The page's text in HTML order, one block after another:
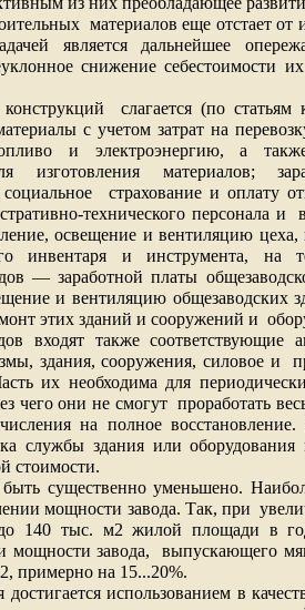
материалов еще отстает от
является дальнейшее
снижение себестоимости
слагается (по статьям
с учетом затрат на
и электроэнергию, а
изготовления материалов;
страхование и оплату
технического персонала и
освещение и вентиляцию цеха,
инвентаря и инструмента, на
— заработной платы
и вентиляцию общезаводских
этих зданий и сооружений и
входят также соответствующие
здания, сооружения, силовое и
их необходима для
чего они не смогут проработать
на полное восстановление.
службы здания или оборудования
стоимости.
существенно уменьшено.
мощности завода. Так, при
140 тыс. м2 жилой площади в
мощности завода,
выпускающего
примерно на 15...20%.
использованием в